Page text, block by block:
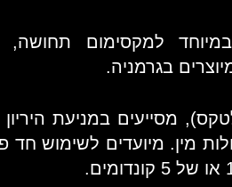
למקסימום תחושה,
בגרמניה.
מסייעים במניעת
מין. מיועדים לשימוש חד